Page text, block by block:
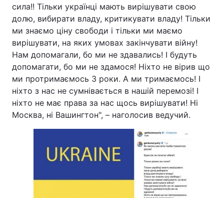
сила!! Тільки українці мають вирішувати свою
долю, вибирати владу, критикувати владу! Тільки
ми знаємо ціну свободи і тільки ми маємо
вирішувати, на яких умовах закінчувати війну!
Нам допомагали, бо ми не здавались! І будуть
допомагати, бо ми не здамося! Ніхто не вірив що
ми протримаємось 3 роки. А ми тримаємось! І
ніхто з нас не сумнівається в нашій перемозі! І
ніхто не має права за нас щось вирішувати! Ні
Москва, ні Вашингтон", – наголосив ведучий.